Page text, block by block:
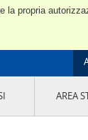
la propria
AREA